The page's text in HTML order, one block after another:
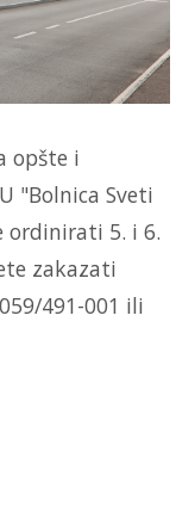
opšte i
"Bolnica Sveti
ordinirati 5. i 6.
zakazati
491-001 ili